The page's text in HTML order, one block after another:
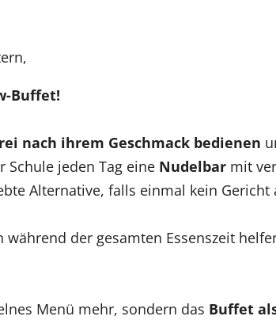
Buffet!
nach ihrem Geschmack bedienen
Schule jeden Tag eine Nudelbar mit
Alternative, falls einmal kein
der gesamten Essenszeit
Menü mehr, sondern das Buffet